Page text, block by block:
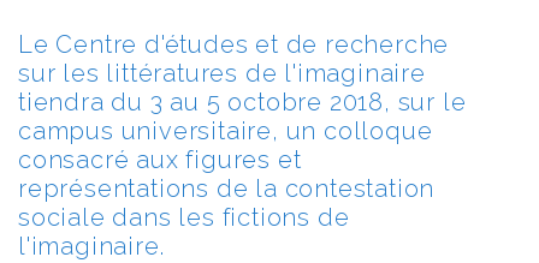
Le Centre d'études et de recherche
sur les littératures de l'imaginaire
tiendra du 3 au 5 octobre 2018, sur le
campus universitaire, un colloque
consacré aux figures et
représentations de la contestation
sociale dans les fictions de
l'imaginaire.